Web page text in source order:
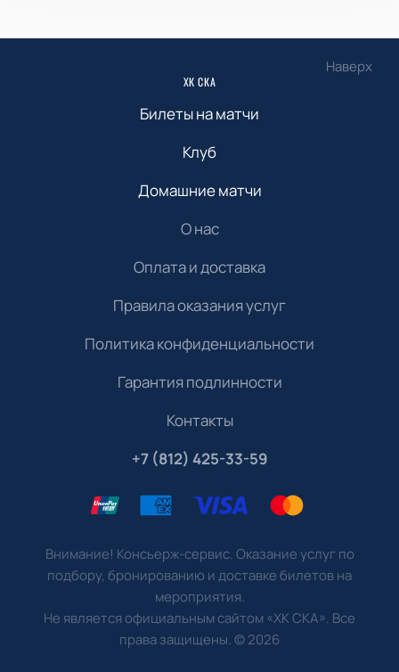
Наверх
ХК СКА
Билеты на матчи
Клуб
Домашние матчи
О нас
Оплата и доставка
Правила оказания услуг
Политика конфиденциальности
Гарантия подлинности
Контакты
+7 (812) 425-33-59
Внимание! Консьерж-сервис. Оказание услуг по
подбору, бронированию и доставке билетов на
мероприятия.
Не является официальным сайтом «ХК СКА». Все
права защищены.©2026